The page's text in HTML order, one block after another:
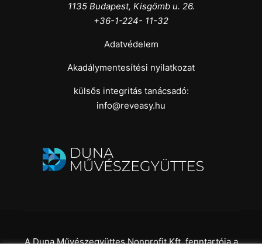
1135 Budapest, Kisgömb u. 26.
+36-1-224- 11-32
Adatvédelem
Akadálymentesítési nyilatkozat
külsős integritás tanácsadó:
info@reveasy.hu
A Duna Művészegyüttes Nonprofit Kft. fenntartója a